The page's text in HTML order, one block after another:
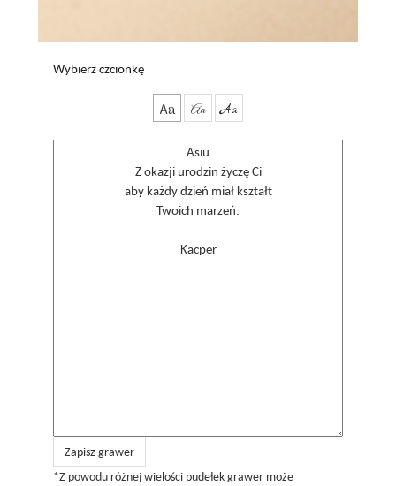
Wybierz czcionkę
Aa Aa Aa
Zapisz grawer
*Z powodu różnej wielości pudełek grawer może